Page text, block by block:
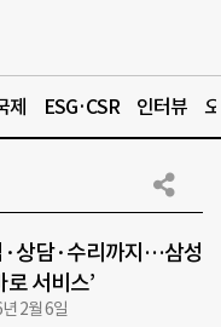
제 ESG·CSR 인터뷰
·상담·수리까지…삼성
로 서비스’
2월 6일